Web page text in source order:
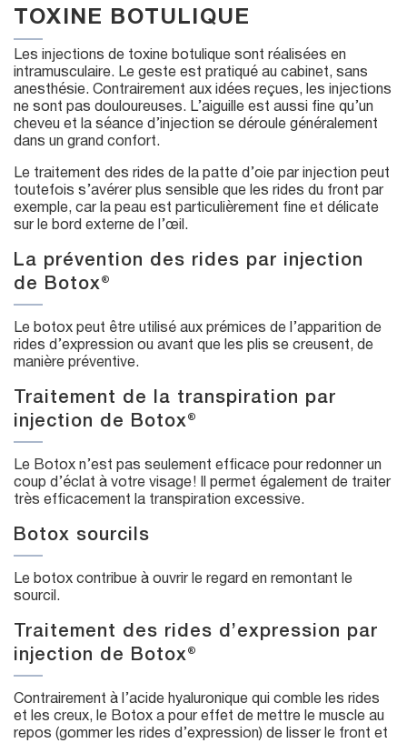
TOXINE BOTULIQUE
Les injections de toxine botulique sont réalisées en
intramusculaire. Le geste est pratiqué au cabinet, sans
anesthésie. Contrairement aux idées reçues, les injections
ne sont pas douloureuses. L’aiguille est aussi fine qu’un
cheveu et la séance d’injection se déroule généralement
dans un grand confort.
Le traitement des rides de la patte d’oie par injection peut
toutefois s’avérer plus sensible que les rides du front par
exemple, car la peau est particulièrement fine et délicate
sur le bord externe de l’œil.
La prévention des rides par injection
de Botox®
Le botox peut être utilisé aux prémices de l’apparition de
rides d’expression ou avant que les plis se creusent, de
manière préventive.
Traitement de la transpiration par
injection de Botox®
Le Botox n’est pas seulement efficace pour redonner un
coup d’éclat à votre visage ! Il permet également de traiter
très efficacement la transpiration excessive.
Botox sourcils
Le botox contribue à ouvrir le regard en remontant le
sourcil.
Traitement des rides d’expression par
injection de Botox®
Contrairement à l’acide hyaluronique qui comble les rides
et les creux, le Botox a pour effet de mettre le muscle au
repos (gommer les rides d’expression) de lisser le front et